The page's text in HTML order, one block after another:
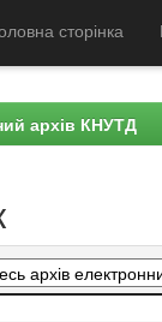
сторінка
архів КНУТД